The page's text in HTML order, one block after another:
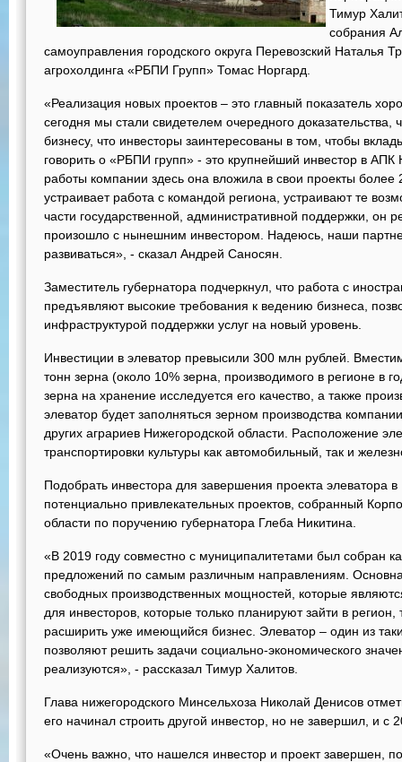
Тимур
собрания
самоуправления городского округа Перевозский Наталья
агрохолдинга «РБПИ Групп» Томас Норгард.
«Реализация новых проектов – это главный показатель
сегодня мы стали свидетелем очередного доказательства,
бизнесу, что инвесторы заинтересованы в том, чтобы
говорить о «РБПИ групп» - это крупнейший инвестор в
работы компании здесь она вложила в свои проекты
устраивает работа с командой региона, устраивают те
части государственной, административной поддержки, он
произошло с нынешним инвестором. Надеюсь, наши
развиваться», - сказал Андрей Саносян.
Заместитель губернатора подчеркнул, что работа с
предъявляют высокие требования к ведению бизнеса,
инфраструктурой поддержки услуг на новый уровень.
Инвестиции в элеватор превысили 300 млн рублей.
тонн зерна (около 10% зерна, производимого в регионе в
зерна на хранение исследуется его качество, а также
элеватор будет заполняться зерном производства
других аграриев Нижегородской области. Расположение
транспортировки культуры как автомобильный, так и
Подобрать инвестора для завершения проекта элеватора в
потенциально привлекательных проектов, собранный
области по поручению губернатора Глеба Никитина.
«В 2019 году совместно с муниципалитетами был собран
предложений по самым различным направлениям.
свободных производственных мощностей, которые
для инвесторов, которые только планируют зайти в регион,
расширить уже имеющийся бизнес. Элеватор – один из
позволяют решить задачи социально-экономического
реализуются», - рассказал Тимур Халитов.
Глава нижегородского Минсельхоза Николай Денисов
его начинал строить другой инвестор, но не завершил, и с
«Очень важно, что нашелся инвестор и проект завершен,